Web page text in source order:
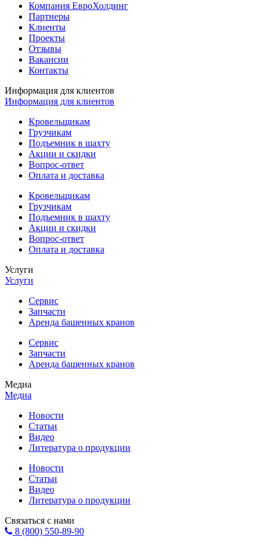
Компания ЕвроХолдинг
Партнеры
Клиенты
Проекты
Отзывы
Вакансии
Контакты
Информация для клиентов
Информация для клиентов
Кровельщикам
Грузчикам
Подъемник в шахту
Акции и скидки
Вопрос-ответ
Оплата и доставка
Кровельщикам
Грузчикам
Подъемник в шахту
Акции и скидки
Вопрос-ответ
Оплата и доставка
Услуги
Услуги
Сервис
Запчасти
Аренда башенных кранов
Сервис
Запчасти
Аренда башенных кранов
Медиа
Медиа
Новости
Статьи
Видео
Литература о продукции
Новости
Статьи
Видео
Литература о продукции
Связаться с нами
8 (800) 550-89-90